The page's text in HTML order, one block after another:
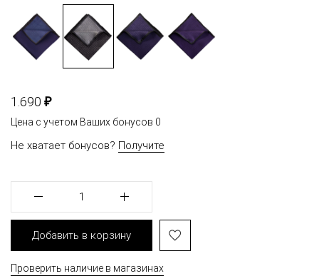
1.690 ₽
Цена с учетом Ваших бонусов 0
Не хватает бонусов? Получите
1
Добавить в корзину
Проверить наличие в магазинах